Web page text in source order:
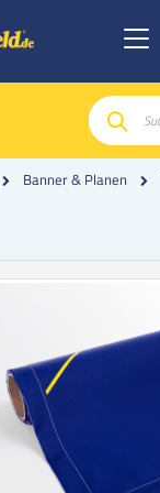
Suche
Banner & Planen